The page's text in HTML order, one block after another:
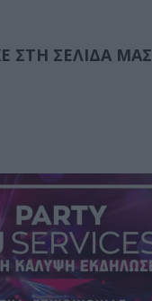
ΣΤΗ ΣΕΛΊΔΑ ΜΑΣ